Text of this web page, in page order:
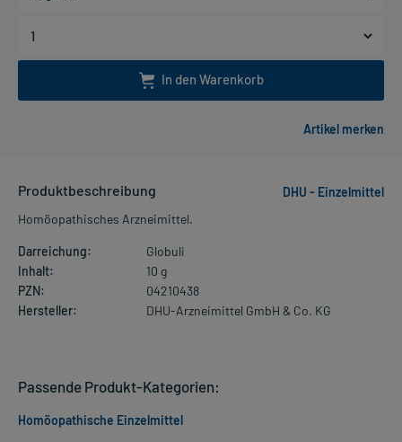
In den Warenkorb
Produktbeschreibung
DHU - Einzelmittel
Homöopathisches Arzneimittel.
Darreichung:
Globuli
Inhalt:
10 g
PZN:
04210438
Hersteller:
DHU-Arzneimittel GmbH & Co. KG
Passende Produkt-Kategorien:
Homöopathische Einzelmittel